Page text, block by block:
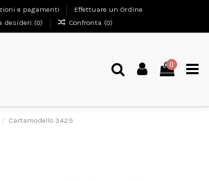
e pagamenti
Effettuare un Ordine
desideri (0) Confronta (0)
0
Cartamodello 3425